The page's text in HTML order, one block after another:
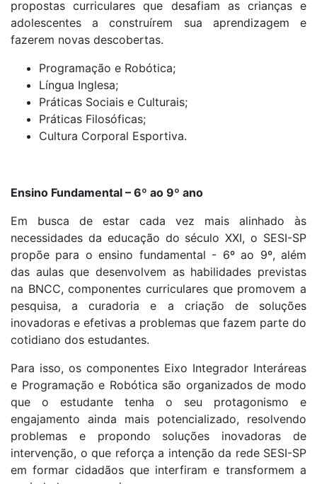
propostas curriculares que desafiam as crianças e
adolescentes a construírem sua aprendizagem e
fazerem novas descobertas.
Programação e Robótica;
Língua Inglesa;
Práticas Sociais e Culturais;
Práticas Filosóficas;
Cultura Corporal Esportiva.
Ensino Fundamental – 6º ao 9º ano
Em busca de estar cada vez mais alinhado às
necessidades da educação do século XXI, o SESI-SP
propõe para o ensino fundamental - 6º ao 9º, além
das aulas que desenvolvem as habilidades previstas
na BNCC, componentes curriculares que promovem a
pesquisa, a curadoria e a criação de soluções
inovadoras e efetivas a problemas que fazem parte do
cotidiano dos estudantes.
Para isso, os componentes Eixo Integrador Interáreas
e Programação e Robótica são organizados de modo
que o estudante tenha o seu protagonismo e
engajamento ainda mais potencializado, resolvendo
problemas e propondo soluções inovadoras de
intervenção, o que reforça a intenção da rede SESI-SP
em formar cidadãos que interfiram e transformem a